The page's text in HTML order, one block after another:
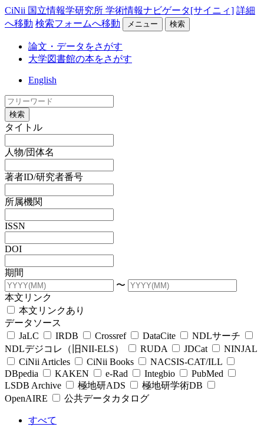
CiNii 国立情報学研究所 学術情報ナビゲータ[サイニィ] 詳細
へ移動 検索フォームへ移動 メニュー 検索
論文・データをさがす
大学図書館の本をさがす
English
検索
タイトル
人物/団体名
著者ID/研究者番号
所属機関
ISSN
DOI
期間
〜
本文リンク
本文リンクあり
データソース
JaLC
IRDB Crossref DataCite
NDLサーチ
NDLデジコレ（旧NII-ELS）
RUDA JDCat
NINJAL
CiNii Articles
CiNii Books
NACSIS-CAT/ILL
DBpedia
KAKEN e-Rad Integbio
PubMed
LSDB Archive
極地研ADS
極地研学術DB
OpenAIRE
公共データカタログ
すべて